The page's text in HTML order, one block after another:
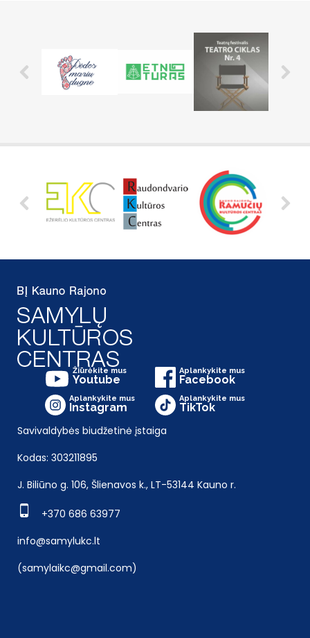
Žiūrėkite mus
Youtube
Aplankykite mus
Facebook
Aplankykite mus
Instagram
Aplankykite mus
TikTok
Savivaldybės biudžetinė įstaiga
Kodas: 303211895
J. Biliūno g. 106, Šlienavos k., LT-53144 Kauno r.
+370 686 63977
info@samylukc.lt
(samylaikc@gmail.com)